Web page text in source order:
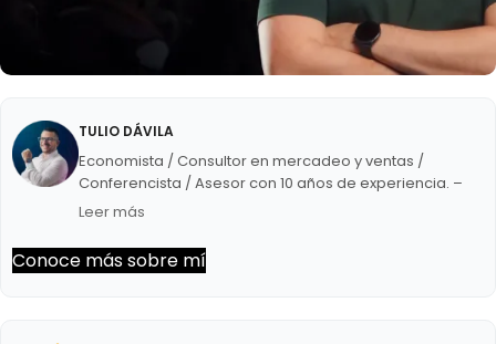
TULIO DÁVILA
Economista / Consultor en mercadeo y ventas /
Conferencista / Asesor con 10 años de experiencia. –
Panelista semanal en Circuito Éxitos de Unión Radio. –
– Creador de vallasvenezuela.com, mi apuesta para
dinamizar el mercado de la publicidad exterior.
Leer más
Conoce más sobre mí